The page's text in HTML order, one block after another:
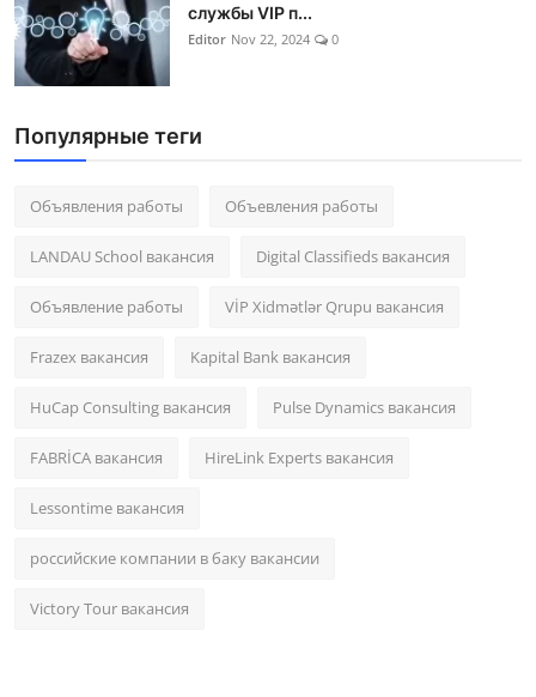
службы VIP п...
Editor Nov 22, 2024 0
Популярные теги
Объявления работы Объевления работы
LANDAU School вакансия Digital Classifieds вакансия
Объявление работы VİP Xidmətlər Qrupu вакансия
Frazex вакансия Kapital Bank вакансия
HuCap Consulting вакансия Pulse Dynamics вакансия
FABRİCA вакансия HireLink Experts вакансия
Lessontime вакансия
российские компании в баку вакансии
Victory Tour вакансия